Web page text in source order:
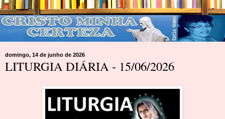
domingo, 14 de junho de 2026
LITURGIA DIÁRIA - 15/06/2026